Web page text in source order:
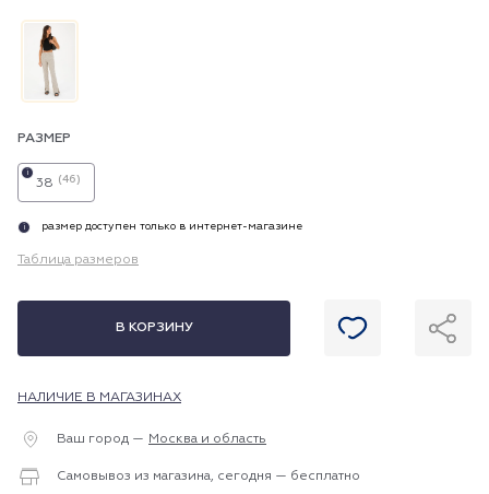
РАЗМЕР
38 (46)
i
i размер доступен только в интернет-магазине
Таблица размеров
В КОРЗИНУ
НАЛИЧИЕ В МАГАЗИНАХ
Ваш город — Москва и область
Самовывоз из магазина, сегодня — бесплатно